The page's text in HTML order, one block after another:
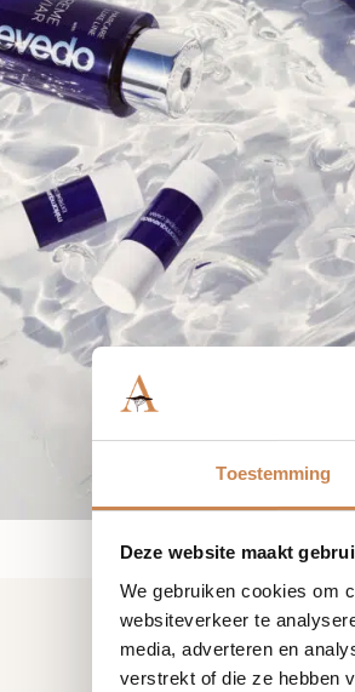
Toestemming
Deze website maakt
We gebruiken cookies om
websiteverkeer te
media, adverteren en
verstrekt of die ze hebben